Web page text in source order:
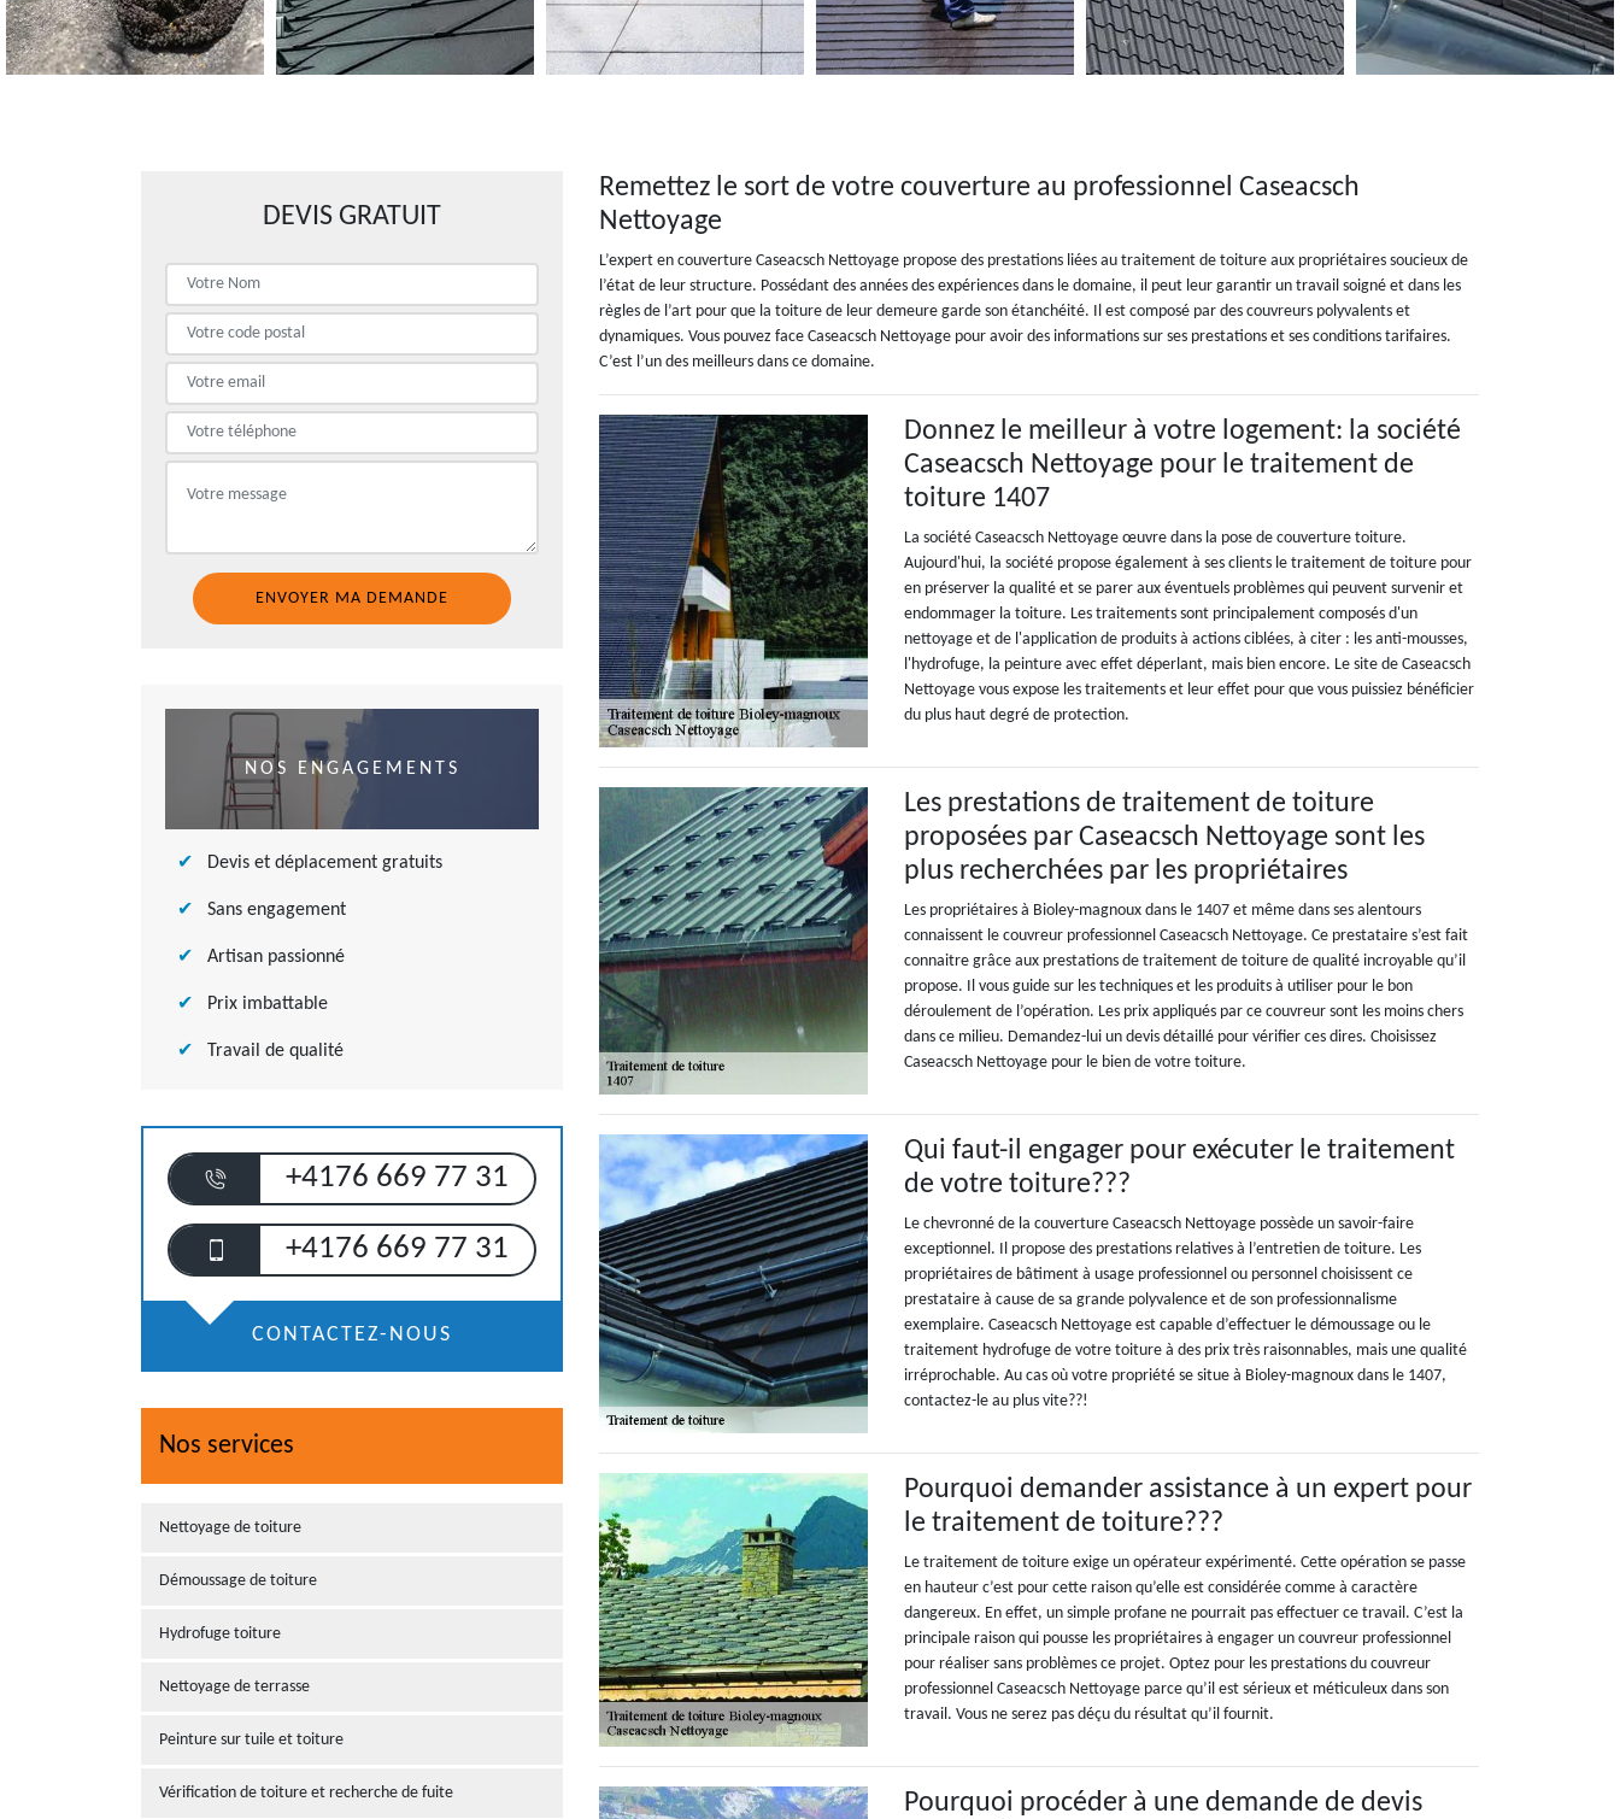
DEVIS GRATUIT
NOS ENGAGEMENTS
Devis et déplacement gratuits
Sans engagement
Artisan passionné
Prix imbattable
Travail de qualité
+4176 669 77 31
+4176 669 77 31
CONTACTEZ-NOUS
Nos services
Nettoyage de toiture
Démoussage de toiture
Hydrofuge toiture
Nettoyage de terrasse
Peinture sur tuile et toiture
Vérification de toiture et recherche de fuite
Remettez le sort de votre couverture au professionnel Caseacsch
Nettoyage
L’expert en couverture Caseacsch Nettoyage propose des prestations liées au traitement de toiture aux propriétaires soucieux de
l’état de leur structure. Possédant des années des expériences dans le domaine, il peut leur garantir un travail soigné et dans les
règles de l’art pour que la toiture de leur demeure garde son étanchéité. Il est composé par des couvreurs polyvalents et
dynamiques. Vous pouvez face Caseacsch Nettoyage pour avoir des informations sur ses prestations et ses conditions tarifaires.
C’est l’un des meilleurs dans ce domaine.
Donnez le meilleur à votre logement: la société
Caseacsch Nettoyage pour le traitement de
toiture 1407
La société Caseacsch Nettoyage œuvre dans la pose de couverture toiture.
Aujourd'hui, la société propose également à ses clients le traitement de toiture pour
en préserver la qualité et se parer aux éventuels problèmes qui peuvent survenir et
endommager la toiture. Les traitements sont principalement composés d'un
nettoyage et de l'application de produits à actions ciblées, à citer : les anti-mousses,
l'hydrofuge, la peinture avec effet déperlant, mais bien encore. Le site de Caseacsch
Nettoyage vous expose les traitements et leur effet pour que vous puissiez bénéficier
du plus haut degré de protection.
Les prestations de traitement de toiture
proposées par Caseacsch Nettoyage sont les
plus recherchées par les propriétaires
Les propriétaires à Bioley-magnoux dans le 1407 et même dans ses alentours
connaissent le couvreur professionnel Caseacsch Nettoyage. Ce prestataire s’est fait
connaitre grâce aux prestations de traitement de toiture de qualité incroyable qu’il
propose. Il vous guide sur les techniques et les produits à utiliser pour le bon
déroulement de l’opération. Les prix appliqués par ce couvreur sont les moins chers
dans ce milieu. Demandez-lui un devis détaillé pour vérifier ces dires. Choisissez
Caseacsch Nettoyage pour le bien de votre toiture.
Qui faut-il engager pour exécuter le traitement
de votre toiture???
Le chevronné de la couverture Caseacsch Nettoyage possède un savoir-faire
exceptionnel. Il propose des prestations relatives à l’entretien de toiture. Les
propriétaires de bâtiment à usage professionnel ou personnel choisissent ce
prestataire à cause de sa grande polyvalence et de son professionnalisme
exemplaire. Caseacsch Nettoyage est capable d’effectuer le démoussage ou le
traitement hydrofuge de votre toiture à des prix très raisonnables, mais une qualité
irréprochable. Au cas où votre propriété se situe à Bioley-magnoux dans le 1407,
contactez-le au plus vite??!
Pourquoi demander assistance à un expert pour
le traitement de toiture???
Le traitement de toiture exige un opérateur expérimenté. Cette opération se passe
en hauteur c’est pour cette raison qu’elle est considérée comme à caractère
dangereux. En effet, un simple profane ne pourrait pas effectuer ce travail. C’est la
principale raison qui pousse les propriétaires à engager un couvreur professionnel
pour réaliser sans problèmes ce projet. Optez pour les prestations du couvreur
professionnel Caseacsch Nettoyage parce qu’il est sérieux et méticuleux dans son
travail. Vous ne serez pas déçu du résultat qu’il fournit.
Pourquoi procéder à une demande de devis